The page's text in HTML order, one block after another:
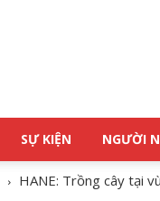
SỰ KIỆN NGƯỜI
HANE: Trồng cây tại